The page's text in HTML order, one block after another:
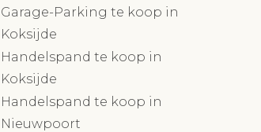
Garage-Parking te koop in
Koksijde
Handelspand te koop in
Koksijde
Handelspand te koop in
Nieuwpoort